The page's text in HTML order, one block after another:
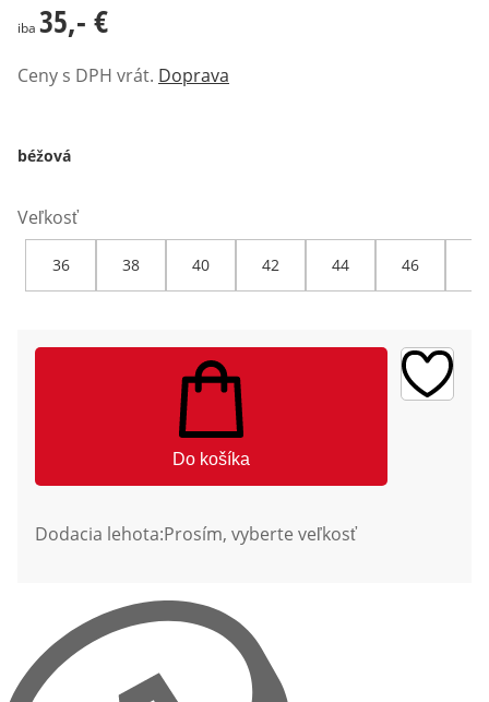
35,- €
iba 35,- €
Ceny s DPH vrát. Doprava
béžová
Veľkosť
36 38 40 42 44 46
Do košíka
Dodacia lehota:Prosím, vyberte veľkosť